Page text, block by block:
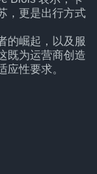
，更是出行方式
的崛起，以及服
既为运营商创造
应性要求。